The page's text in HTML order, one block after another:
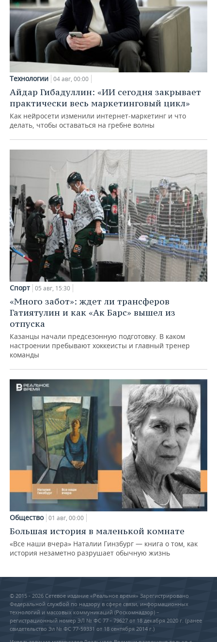
Технологии 04 авг, 00:00
Айдар Гибадуллин: «ИИ сегодня закрывает
практически весь маркетинговый цикл»
Как нейросети изменили интернет-маркетинг и что
делать, чтобы оставаться на гребне волны
Спорт 05 авг, 15:30
«Много забот»: ждет ли трансферов
Гатиятулин и как «Ак Барс» вышел из
отпуска
Казанцы начали предсезонную подготовку. В каком
настроении пребывают хоккеисты и главный тренер
команды
Общество 01 авг, 00:00
Большая история в маленькой комнате
«Все наши вчера» Наталии Гинзбург — книга о том, как
история незаметно разрушает обычную жизнь
© 2015 - 2026 Сетевое издание «Реальное время» Зарегистрировано
Федеральной службой по надзору в сфере связи, информационных
технологий и массовых коммуникаций (Роскомнадзор) –
регистрационный номер ЭЛ № ФС 77 - 79627 от 18 декабря 2020 г. (ранее
свидетельство Эл № ФС 77-59331 от 18 сентября 2014 г.)